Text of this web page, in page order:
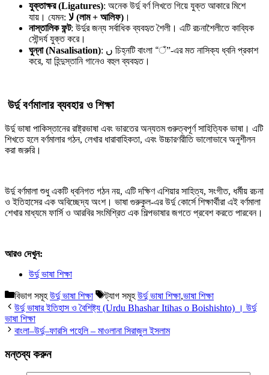
যুক্তাক্ষর (Ligatures): অনেক উর্দু বর্ণ লিখতে গিয়ে যুক্ত আকারে মিশে
যায়। যেমন:
لا (লাম + আলিফ) ।
নাস্তালিকফন্ট: উর্দুর জন্য সর্বাধিক ব্যবহৃত শৈলী। এটি রচনাশৈলীতে কাব্যিক
সৌন্দর্য যুক্ত করে।
ঘুন্না (Nasalisation): ں চিহ্নটি বাংলা “ঁ”-এর মত নাসিক্য ধ্বনি প্রকাশ
করে, যা হিন্দুস্তানি গানেও বহুল ব্যবহৃত।
উর্দুবর্ণমালারব্যবহারওশিক্ষা
উর্দু ভাষা পাকিস্তানের রাষ্ট্রভাষা এবং ভারতের অন্যতম গুরুত্বপূর্ণ সাহিত্যিক ভাষা। এটি
শিখতে হলে বর্ণমালার গঠন, লেখার ধারাবাহিকতা, এবং উচ্চারণরীতি ভালোভাবে অনুশীলন
করা জরুরি।
উর্দু বর্ণমালা শুধু একটি ধ্বনিগত গঠন নয়, এটি দক্ষিণ এশিয়ার সাহিত্য, সংগীত, ধর্মীয় রচনা
ও ইতিহাসের এক অবিচ্ছেদ্য অংশ। ভাষা গুরুকুল-এর উর্দু কোর্সে শিক্ষার্থীরা এই বর্ণমালা
শেখার মাধ্যমে ফার্সি ও আরবির সংমিশ্রিত এক শিল্পভাষার জগতে প্রবেশ করতে পারবেন।
আরও দেখুন:
উর্দু ভাষা শিক্ষা
বিভাগ সমূহউর্দু ভাষা শিক্ষা ট্যাগ সমূহউর্দু ভাষা শিক্ষা,ভাষা শিক্ষা
উর্দু ভাষার ইতিহাস ও বৈশিষ্ট্য (Urdu Bhashar Itihas o Boishishto) । উর্দু
ভাষা শিক্ষা
বাংলা–উর্দু–ফারসি পহেলি – মাওলানা সিরাজুল ইসলাম
মন্তব্য করুন